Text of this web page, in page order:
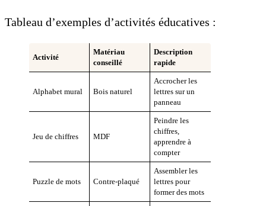
Tableau d’exemples d’activités éducatives :
Activité
Matériau
conseillé
Description
rapide
Alphabet mural Bois naturel
Accrocher les
lettres sur un
panneau
Jeu de chiffres MDF
Peindre les
chiffres,
apprendre à
compter
Puzzle de mots Contre-plaqué
Assembler les
lettres pour
former des mots